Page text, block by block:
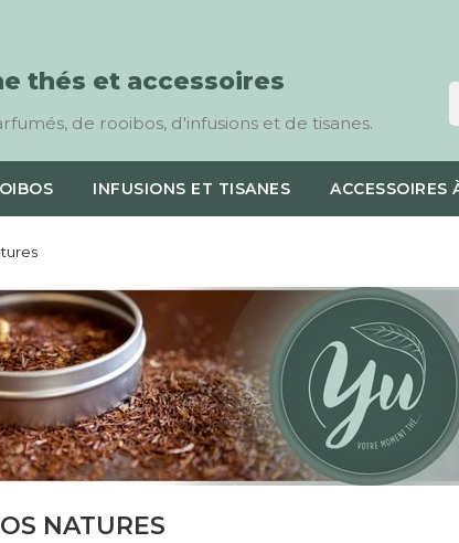
thés et accessoires
de rooibos, d'infusions et de tisanes.
INFUSIONS ET TISANES ACCESSOIRES
NATURES